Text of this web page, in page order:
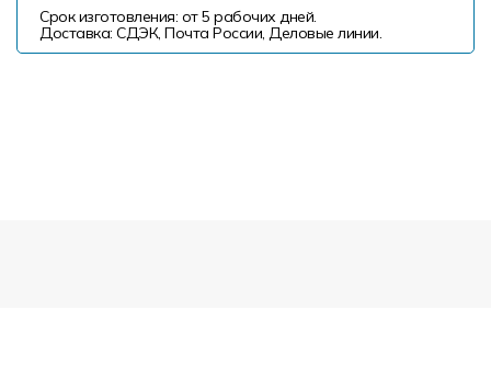
Срок изготовления: от 5 рабочих дней.
Доставка: СДЭК, Почта России, Деловые линии.